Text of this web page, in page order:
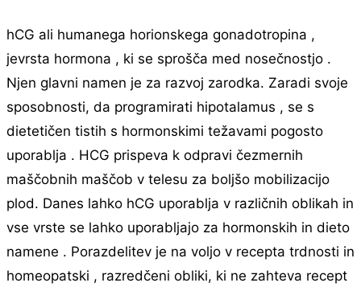
hCG ali humanega horionskega gonadotropina ,
jevrsta hormona , ki se sprošča med nosečnostjo .
Njen glavni namen je za razvoj zarodka. Zaradi svoje
sposobnosti, da programirati hipotalamus , se s
dietetičen tistih s hormonskimi težavami pogosto
uporablja . HCG prispeva k odpravi čezmernih
maščobnih maščob v telesu za boljšo mobilizacijo
plod. Danes lahko hCG uporablja v različnih oblikah in
vse vrste se lahko uporabljajo za hormonskih in dieto
namene . Porazdelitev je na voljo v recepta trdnosti in
homeopatski , razredčeni obliki, ki ne zahteva recept